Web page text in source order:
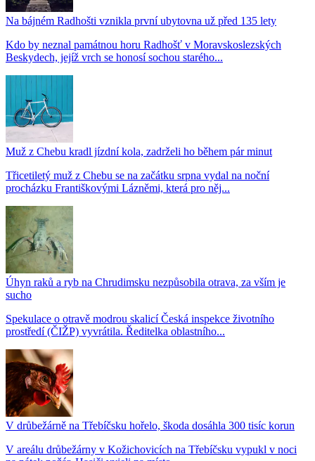
Na bájném Radhošti vznikla první ubytovna už před 135 lety
Kdo by neznal památnou horu Radhošť v Moravskoslezských
Beskydech, jejíž vrch se honosí sochou starého...
Muž z Chebu kradl jízdní kola, zadrželi ho během pár minut
Třicetiletý muž z Chebu se na začátku srpna vydal na noční
procházku Františkovými Lázněmi, která pro něj...
Úhyn raků a ryb na Chrudimsku nezpůsobila otrava, za vším je
sucho
Spekulace o otravě modrou skalicí Česká inspekce životního
prostředí (ČIŽP) vyvrátila. Ředitelka oblastního...
V drůbežárně na Třebíčsku hořelo, škoda dosáhla 300 tisíc korun
V areálu drůbežárny v Kožichovicích na Třebíčsku vypukl v noci